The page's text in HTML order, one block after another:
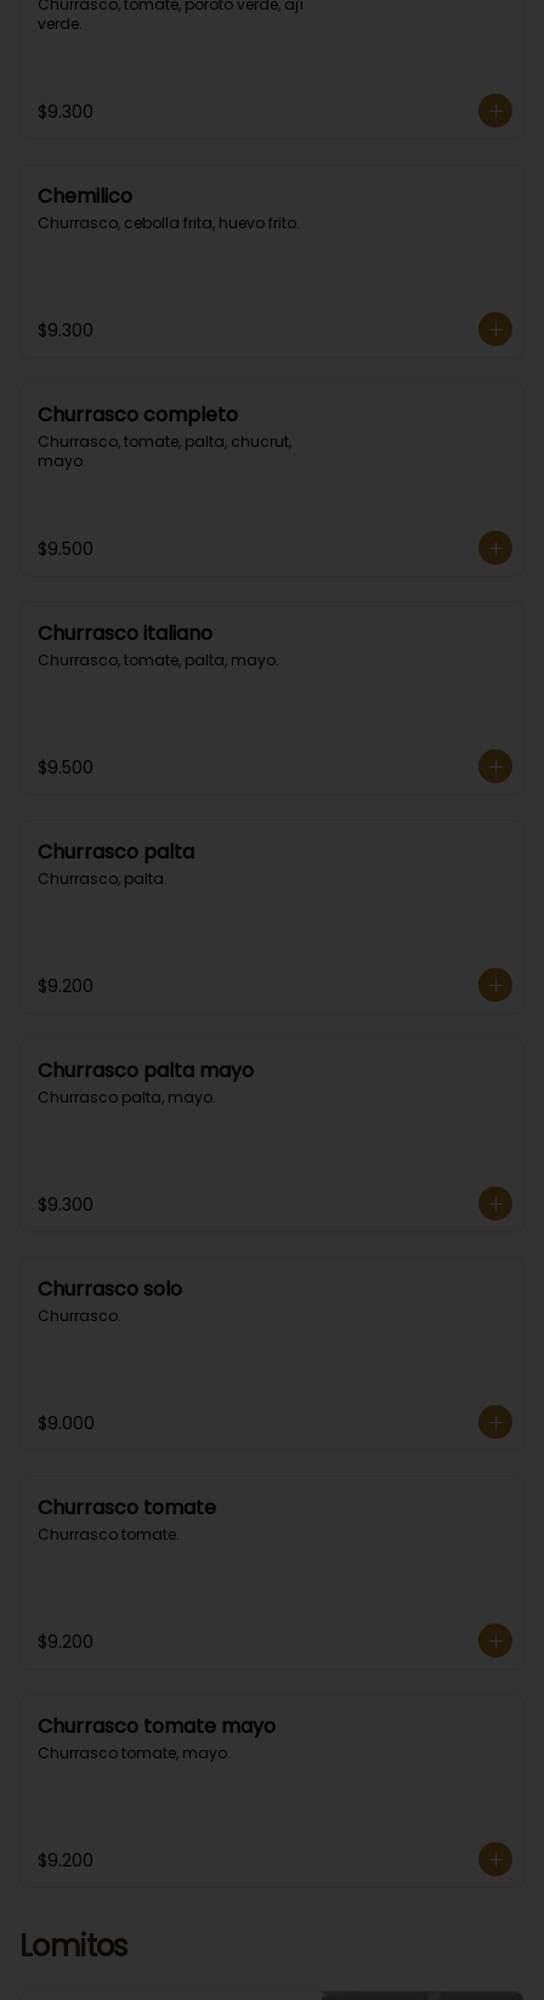
Churrasco, tomate, poroto verde, ají
verde.
$9.300
Chemilico
Churrasco, cebolla frita, huevo frito.
$9.300
Churrasco completo
Churrasco, tomate, palta, chucrut,
mayo.
$9.500
Churrasco italiano
Churrasco, tomate, palta, mayo.
$9.500
Churrasco palta
Churrasco, palta.
$9.200
Churrasco palta mayo
Churrasco palta, mayo.
$9.300
Churrasco solo
Churrasco.
$9.000
Churrasco tomate
Churrasco tomate.
$9.200
Churrasco tomate mayo
Churrasco tomate, mayo.
$9.200
Lomitos